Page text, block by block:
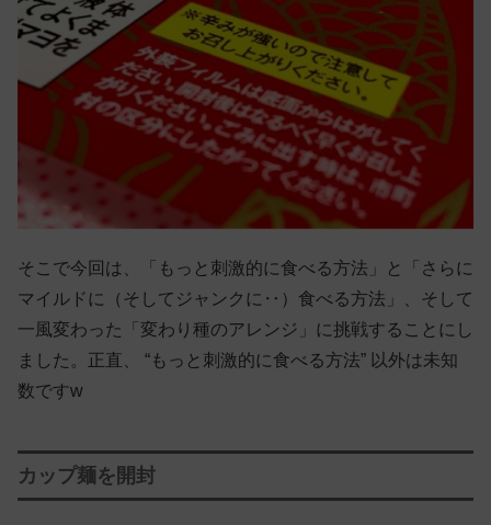
そこで今回は、「もっと刺激的に食べる方法」と「さらに
マイルドに（そしてジャンクに‥）食べる方法」、そして
一風変わった「変わり種のアレンジ」に挑戦することにし
ました。正直、 “もっと刺激的に食べる方法” 以外は未知
数ですw
カップ麺を開封